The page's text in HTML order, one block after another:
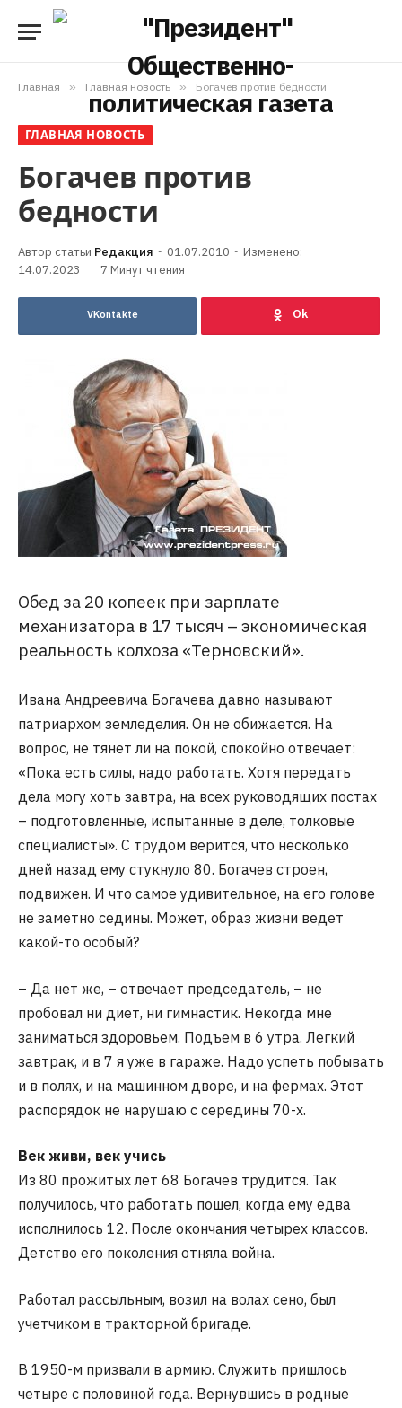
Главная » Главная новость » Богачев против бедности
ГЛАВНАЯ НОВОСТЬ
Богачев против
бедности
Редакция 01.07.2010
Изменено:
14.07.2023
7 Минут чтения
VKontakte
Обед за 20 копеек при зарплате
механизатора в 17 тысяч – экономическая
реальность колхоза «Терновский».
Ивана Андреевича Богачева давно называют
патриархом земледелия. Он не обижается. На
вопрос, не тянет ли на покой, спокойно отвечает:
«Пока есть силы, надо работать. Хотя передать
дела могу хоть завтра, на всех руководящих постах
– подготовленные, испытанные в деле, толковые
специалисты». С трудом верится, что несколько
дней назад ему стукнуло 80. Богачев строен,
подвижен. И что самое удивительное, на его голове
не заметно седины. Может, образ жизни ведет
какой-то особый?
– Да нет же, – отвечает председатель, – не
пробовал ни диет, ни гимнастик. Некогда мне
заниматься здоровьем. Подъем в 6 утра. Легкий
завтрак, и в 7 я уже в гараже. Надо успеть побывать
и в полях, и на машинном дворе, и на фермах. Этот
распорядок не нарушаю с середины 70-х.
Век живи, век учись
Из 80 прожитых лет 68 Богачев трудится. Так
получилось, что работать пошел, когда ему едва
исполнилось 12. После окончания четырех классов.
Детство его поколения отняла война.
Работал рассыльным, возил на волах сено, был
учетчиком в тракторной бригаде.
В 1950-м призвали в армию. Служить пришлось
четыре с половиной года. Вернувшись в родные